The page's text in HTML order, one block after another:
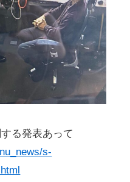
る発表あって
s-